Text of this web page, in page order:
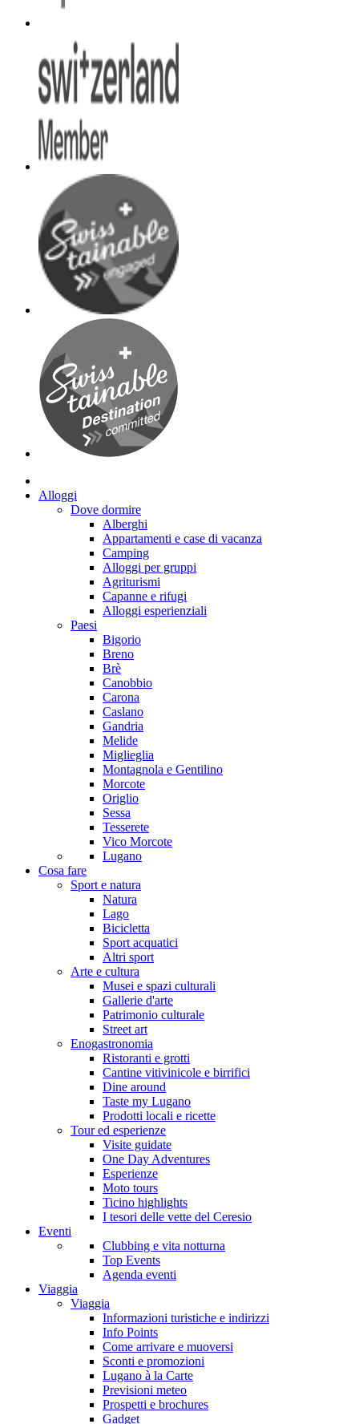
Alloggi
Dove dormire
Alberghi
Appartamenti e case di vacanza
Camping
Alloggi per gruppi
Agriturismi
Capanne e rifugi
Alloggi esperienziali
Paesi
Bigorio
Breno
Brè
Canobbio
Carona
Caslano
Gandria
Melide
Miglieglia
Montagnola e Gentilino
Morcote
Origlio
Sessa
Tesserete
Vico Morcote
Lugano
Cosa fare
Sport e natura
Natura
Lago
Bicicletta
Sport acquatici
Altri sport
Arte e cultura
Musei e spazi culturali
Gallerie d'arte
Patrimonio culturale
Street art
Enogastronomia
Ristoranti e grotti
Cantine vitivinicole e birrifici
Dine around
Taste my Lugano
Prodotti locali e ricette
Tour ed esperienze
Visite guidate
One Day Adventures
Esperienze
Moto tours
Ticino highlights
I tesori delle vette del Ceresio
Eventi
Clubbing e vita notturna
Top Events
Agenda eventi
Viaggia
Viaggia
Informazioni turistiche e indirizzi
Info Points
Come arrivare e muoversi
Sconti e promozioni
Lugano à la Carte
Previsioni meteo
Prospetti e brochures
Gadget